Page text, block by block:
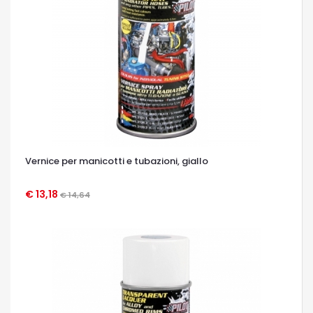
Vernice per manicotti e tubazioni, giallo
€ 13,18 € 14,64
OCCHIATA VELOCE